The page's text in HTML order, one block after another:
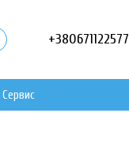
+380671122577
Сервис